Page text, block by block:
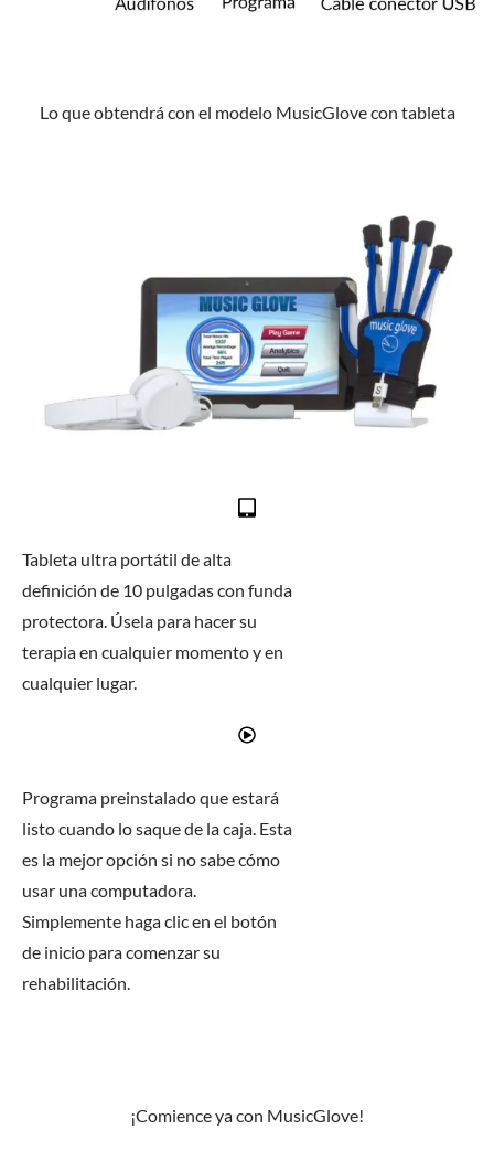
Lo que obtendrá con el modelo MusicGlove con tableta
Tableta ultra portátil de alta
definición de 10 pulgadas con funda
protectora. Úsela para hacer su
terapia en cualquier momento y en
cualquier lugar.
Programa preinstalado que estará
listo cuando lo saque de la caja. Esta
es la mejor opción si no sabe cómo
usar una computadora.
Simplemente haga clic en el botón
de inicio para comenzar su
rehabilitación.
¡Comience ya con MusicGlove!